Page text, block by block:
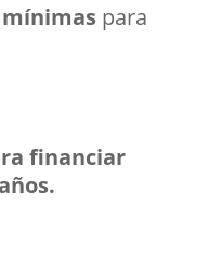
mínimas para
financiar